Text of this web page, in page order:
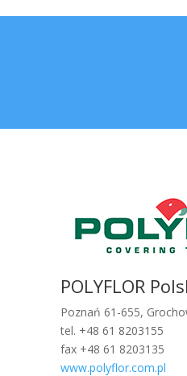
POLYFLOR
Poznań 61-655,
tel. +48 61 8203155
fax +48 61 8203135
www.polyflor.com.pl